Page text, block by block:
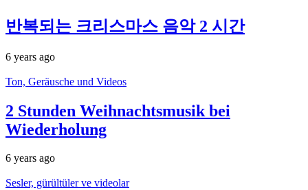
반복되는 크리스마스 음악 2 시간
6 years ago
Ton, Geräusche und Videos
2 Stunden Weihnachtsmusik bei
Wiederholung
6 years ago
Sesler, gürültüler ve videolar